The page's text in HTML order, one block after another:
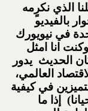
الذي نكرٍمه
بالفيديو
في نيويورك
انا امثل
الحديث يدور
العالمي،
في كيفية
إذا ما